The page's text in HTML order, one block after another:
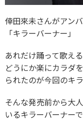
倖田來未さんがアン
「キラーバーナー」
あれだけ踊って歌え
どうにか楽にカラダ
られたのが今回のキ
そんな発売前から大
いるキラーバーナー